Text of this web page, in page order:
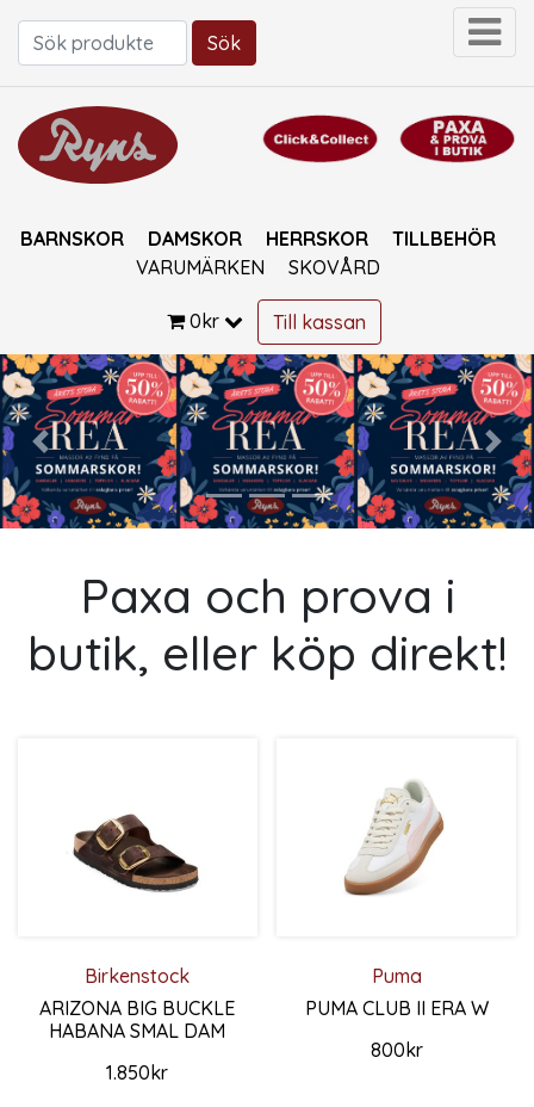
Sök efter:
Sök
BARNSKOR DAMSKOR HERRSKOR
TILLBEHÖR
VARUMÄRKEN
SKOVÅRD
0kr Till kassan
Previous Next
Paxa och prova i
butik, eller köp direkt!
Birkenstock
ARIZONA BIG BUCKLE
HABANA SMAL DAM
1.850kr
Puma
PUMA CLUB II ERA W
800kr